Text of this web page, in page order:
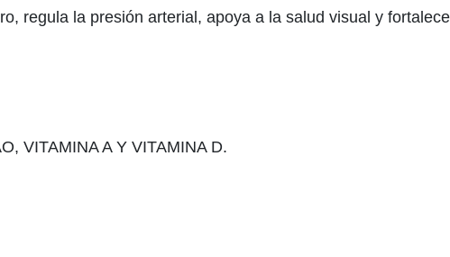
regula la presión arterial, apoya a la salud visual y
VITAMINA A Y VITAMINA D.